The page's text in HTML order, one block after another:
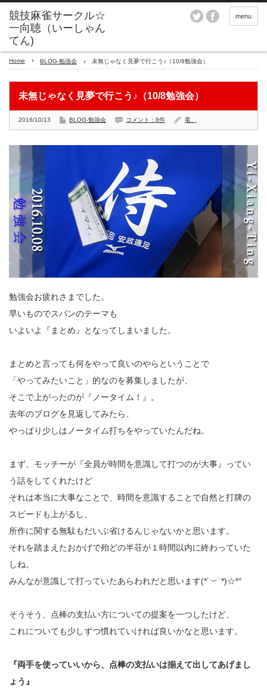
menu
Home BLOG-勉強会 未無じゃなく見夢で行こう♪（10/8勉強会）
未無じゃなく見夢で行こう♪（10/8勉強会）
2016/10/13 BLOG-勉強会 コメント：8件 竜、
勉強会お疲れさまでした。
早いものでスパンのテーマも
いよいよ『まとめ』となってしまいました。
まとめと言っても何をやって良いのやらということで
「やってみたいこと」的なのを募集しましたが、
そこで上がったのが『ノータイム！』。
去年のブログを見返してみたら、
やっぱり少しはノータイム打ちをやっていたんだね。
まず、モッチーが『全員が時間を意識して打つのが大事』ってい
う話をしてくれたけど
それは本当に大事なことで、時間を意識することで自然と打牌の
スピードも上がるし、
所作に関する無駄もだいぶ省けるんじゃないかと思います。
それを踏まえたおかげで殆どの半荘が１時間以内に終わっていた
しね。
みんなが意識して打っていたあらわれだと思います(*˙︶˙*)☆*°
そうそう、点棒の支払い方についての提案を一つしたけど、
これについても少しずつ慣れていければ良いかなと思います。
『両手を使っていいから、点棒の支払いは揃えて出してあげまし
ょう』